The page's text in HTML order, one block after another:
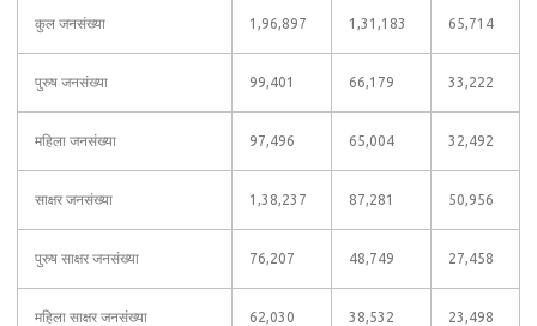
कुल जनसंख्या 1,96,897 1,31,183 65,714
पुरुष जनसंख्या 99,401 66,179 33,222
महिला जनसंख्या 97,496 65,004 32,492
साक्षर जनसंख्या 1,38,237 87,281 50,956
पुरुष साक्षर जनसंख्या 76,207 48,749 27,458
महिला साक्षर जनसंख्या 62,030 38,532 23,498